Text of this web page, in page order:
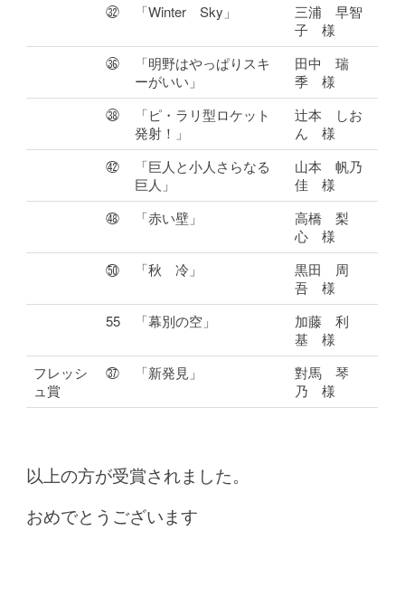
㉜
「Winter Sky」
三浦 早智
子 様
㊱
「明野はやっぱりスキ
ーがいい」
田中 瑞
季 様
㊳
「ピ・ラリ型ロケット
発射！」
辻本 しお
ん 様
㊷
「巨人と小人さらなる
巨人」
山本 帆乃
佳 様
㊽
「赤い壁」
高橋 梨
心 様
㊿
「秋 冷」
黒田 周
吾 様
55
「幕別の空」
加藤 利
基 様
フレッシ
ュ賞
㊲ 「新発見」
對馬 琴
乃 様
以上の方が受賞されました。
おめでとうございます